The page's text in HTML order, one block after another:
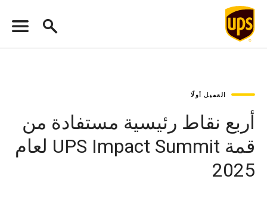
العميل أولًا
أربع نقاط رئيسية مستفادة من
قمة UPS Impact Summit لعام
2025